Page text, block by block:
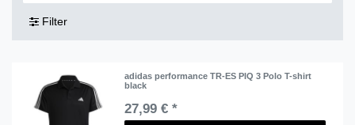
Filter
adidas performance TR-ES PIQ 3 Polo T-shirt
black
27,99 € *